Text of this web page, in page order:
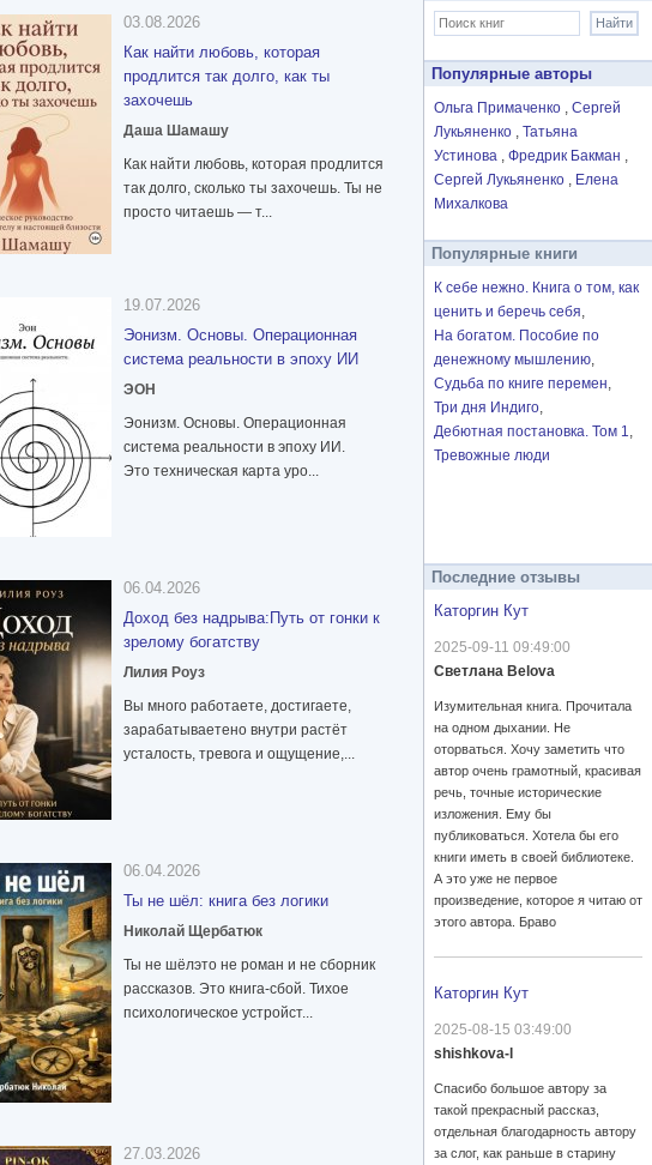
03.08.2026
Как найти любовь, которая
продлится так долго, как ты
захочешь
Даша Шамашу
Как найти любовь, которая продлится
так долго, сколько ты захочешь. Ты не
просто читаешь — т...
19.07.2026
Эонизм. Основы. Операционная
система реальности в эпоху ИИ
ЭОН
Эонизм. Основы. Операционная
система реальности в эпоху ИИ.
Это техническая карта уро...
06.04.2026
Доход без надрыва:Путь от гонки к
зрелому богатству
Лилия Роуз
Вы много работаете, достигаете,
зарабатываетено внутри растёт
усталость, тревога и ощущение,...
06.04.2026
Ты не шёл: книга без логики
Николай Щербатюк
Ты не шёлэто не роман и не сборник
рассказов. Это книга-сбой. Тихое
психологическое устройст...
27.03.2026
Популярные авторы
Ольга Примаченко
Сергей
Лукьяненко
Татьяна
Устинова
Фредрик Бакман
Сергей Лукьяненко
Елена
Михалкова
Популярные книги
К себе нежно. Книга о том, как
ценить и беречь себя
На богатом. Пособие по
денежному мышлению
Судьба по книге перемен
Три дня Индиго
Дебютная постановка. Том 1
Тревожные люди
Последние отзывы
Каторгин Кут
2025-09-11 09:49:00
Светлана Belova
Изумительная книга. Прочитала
на одном дыхании. Не
оторваться. Хочу заметить что
автор очень грамотный, красивая
речь, точные исторические
изложения. Ему бы
публиковаться. Хотела бы его
книги иметь в своей библиотеке.
А это уже не первое
произведение, которое я читаю от
этого автора. Браво
Каторгин Кут
2025-08-15 03:49:00
shishkova-l
Спасибо большое автору за
такой прекрасный рассказ,
отдельная благодарность автору
за слог, как раньше в старину